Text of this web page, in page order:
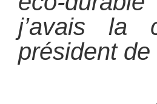
j’avais la
président de